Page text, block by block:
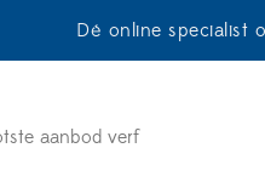
Dé online specialist